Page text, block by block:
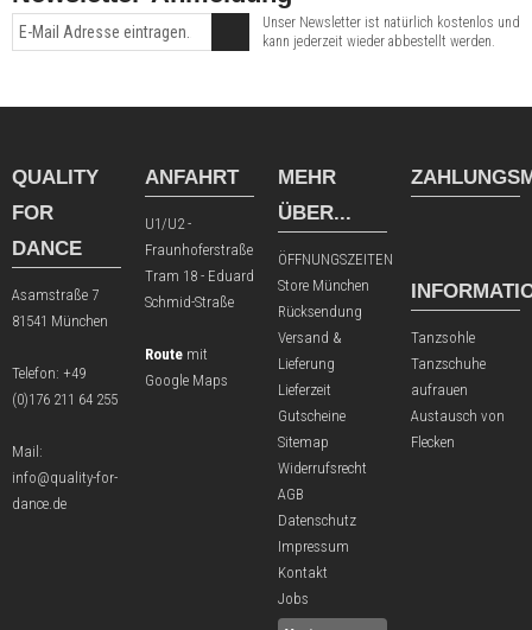
Unser Newsletter ist natürlich kostenlos und
kann jederzeit wieder abbestellt werden.
QUALITY
FOR
DANCE
Asamstraße 7
81541 München
Telefon: +49
(0)176 211 64 255
Mail:
info@quality-for-
dance.de
ANFAHRT
U1/U2 -
Fraunhoferstraße
Tram 18 - Eduard
Schmid-Straße
Route mit
Google Maps
MEHR
ÜBER...
ÖFFNUNGSZEITEN
Store München
Rücksendung
Versand &
Lieferung
Lieferzeit
Gutscheine
Sitemap
Widerrufsrecht
AGB
Datenschutz
Impressum
Kontakt
Jobs
Tanzsohle
Tanzschuhe
aufrauen
Austausch von
Flecken